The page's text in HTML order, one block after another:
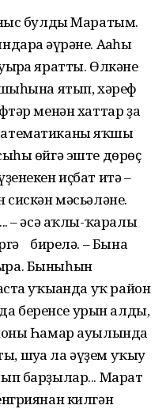
булды Маратым.
әүрәне. Ағаһы
яратты. Өлкәне
ятып, хәреф
менән хаттар ҙа
яҡшы
өйгә эште дөрөҫ
иҫбат итә –
мәсьәләне.
– әсә аҡлы-ҡаралы
бирелә. – Бына
Быныһын
уҡығанда уҡ район
беренсе урын алды,
Һамар ауылында
шуға ла әүҙем уҡыу
барҙылар... Марат
килгән